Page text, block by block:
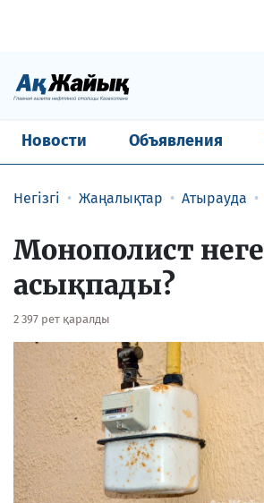
Новости Объявления
Негізгі Жаңалықтар Атырауда
Монополист неге
асықпады?
2 397 рет қаралды